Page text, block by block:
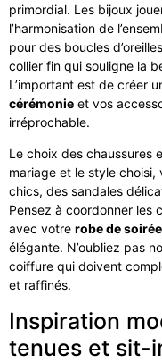
primordial. Les bijoux
l’harmonisation de
pour des boucles
collier fin qui souligne la
L’important est de créer
cérémonie et vos
irréprochable.
Le choix des chaussures
mariage et le style
chics, des sandales
Pensez à coordonner les
avec votre robe de soirée
élégante. N’oubliez pas
coiffure qui doivent
et raffinés.
Inspiration
tenues et sit-